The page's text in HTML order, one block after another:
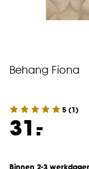
Behang Fiona
5 (1)
31.
-
Binnen 2-3